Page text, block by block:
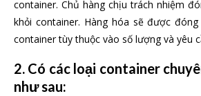
container. Chủ hàng chịu trách nhiệm
khỏi container. Hàng hóa sẽ được
container tùy thuộc vào số lượng và yêu
2. Có các loại container
như sau: